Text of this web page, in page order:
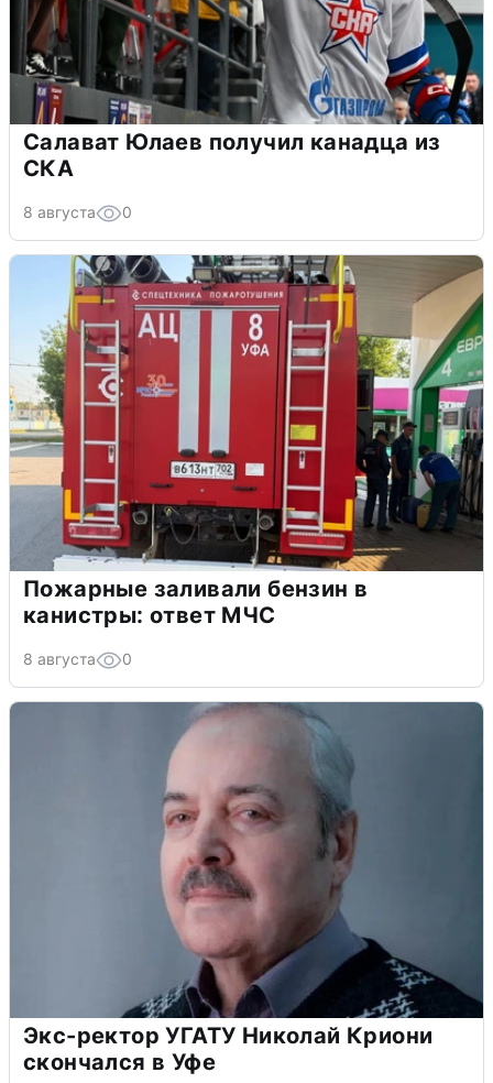
Салават Юлаев получил канадца из
СКА
8 августа 0
Пожарные заливали бензин в
канистры: ответ МЧС
8 августа 0
Экс-ректор УГАТУ Николай Криони
скончался в Уфе